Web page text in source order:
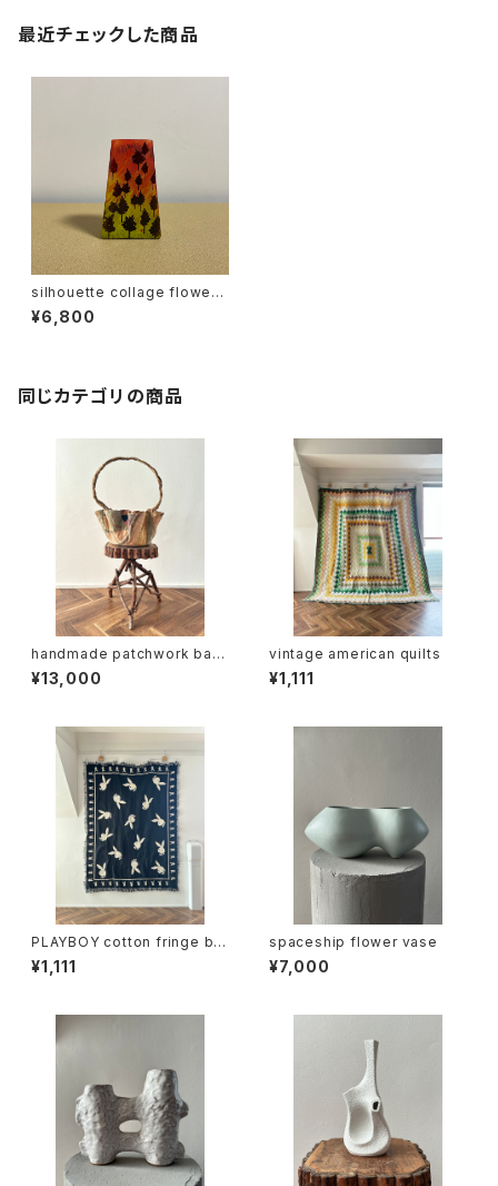
最近チェックした商品
silhouette collage flower
vase
¥6,800
同じカテゴリの商品
handmade patchwork bas
ket (folk art)
¥13,000
vintage american quilts
¥1,111
PLAYBOY cotton fringe bla
nket
¥1,111
spaceship flower vase
¥7,000